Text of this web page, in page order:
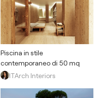
Piscina in stile
contemporaneo di 50 mq
ITArch Interiors